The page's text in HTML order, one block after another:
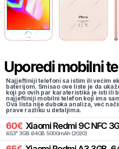
Uporedi mobilni
Najjeftiniji telefoni sa istim ili većim
baterijom. Smisao ove liste je da
koji po ovih par karateristika je isti ili
najjeftiniji mobilni telefon koji ima
Ova lista nije duboka analiza, već
prave razliku u detaljima.
60€ Xiaomi Redmi 9C NFC
6.53" 3GB 64GB 5000mAh (2020)